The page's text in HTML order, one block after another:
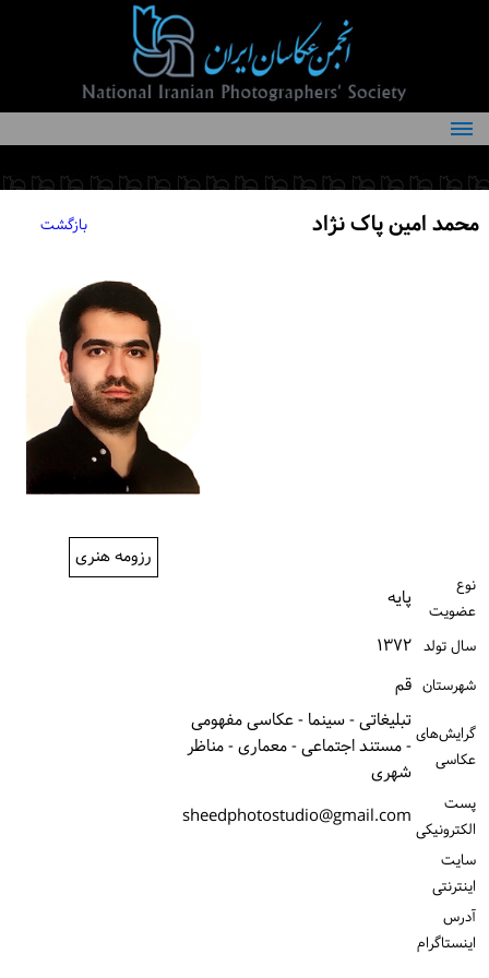
درباره انجمن
کمیته‌های انجمن
اعضاء انجمنمحمد امین پاک نژاد بازگشت
رزومه هنری
نوع
عضویت
پایه
سال تولد ۱۳۷۲
شهرستان قم
گرایش‌های
عکاسی
تبلیغاتی - سینما - عکاسی مفهومی
- مستند اجتماعی - معماری - مناظر
شهری
پست
الكترونیكی sheedphotostudio@gmail.com
سایت
اینترنتی
آدرس
اینستاگرام